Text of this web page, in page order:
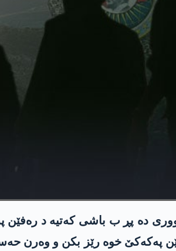
ده‌ پڕ ب باشی كه‌تیه‌ د
په‌كه‌كێ خوه‌ رێز بكن و وه‌رن